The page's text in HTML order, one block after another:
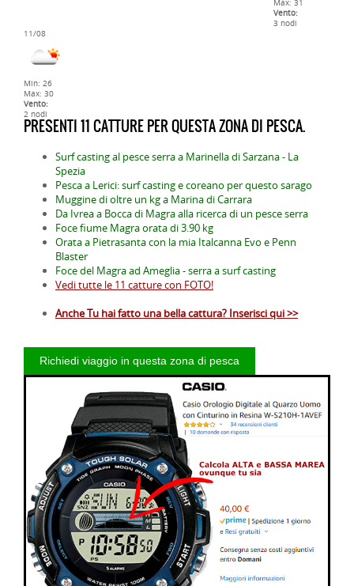
Max: 31
Vento:
3 nodi
11/08
Min: 26
Max: 30
Vento:
2 nodi
PRESENTI 11 CATTURE PER QUESTA ZONA DI PESCA.
Surf casting al pesce serra a Marinella di Sarzana - La
Spezia
Pesca a Lerici: surf casting e coreano per questo sarago
Muggine di oltre un kg a Marina di Carrara
Da Ivrea a Bocca di Magra alla ricerca di un pesce serra
Foce fiume Magra orata di 3.90 kg
Orata a Pietrasanta con la mia Italcanna Evo e Penn
Blaster
Foce del Magra ad Ameglia - serra a surf casting
Vedi tutte le 11 catture con FOTO!
Anche Tu hai fatto una bella cattura? Inserisci qui >>